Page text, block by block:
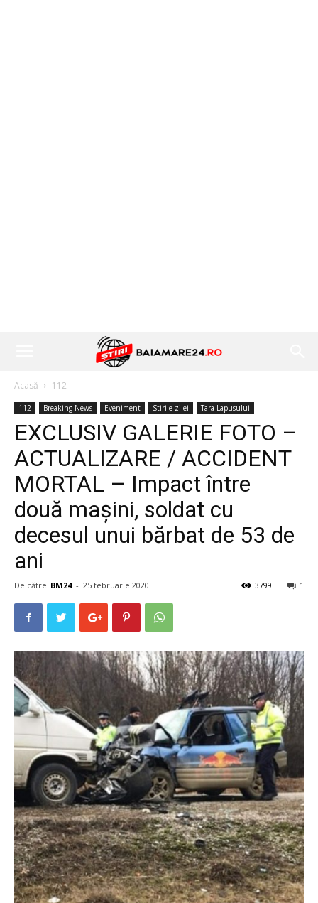
Acasă 112
112 Breaking News Eveniment Stirile zilei Tara Lapusului
EXCLUSIV GALERIE FOTO –
ACTUALIZARE / ACCIDENT
MORTAL – Impact între
două mașini, soldat cu
decesul unui bărbat de 53 de
ani
De către BM24 - 25 februarie 2020 1
3799